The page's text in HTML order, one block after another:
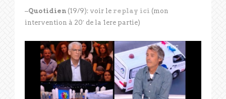
–Quotidien (19/9): voir le replay ici (mon
intervention à 20′ de la 1ere partie)